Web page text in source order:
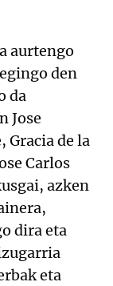
aurtengo
den
da
Jose
Gracia de la
Carlos
azken
dira eta
eta